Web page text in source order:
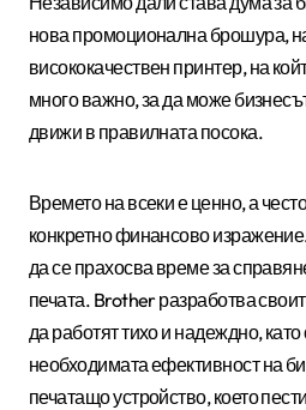
нова промоционална брошура,
висококачествен принтер, на
много важно, за да може
движи в правилната посока.
Времето на всеки е ценно, а
конкретно финансово
да се прахосва време за
печата. Brotherразработва
да работят тихо и надеждно, като
необходимата ефективност на
печатащо устройство, което